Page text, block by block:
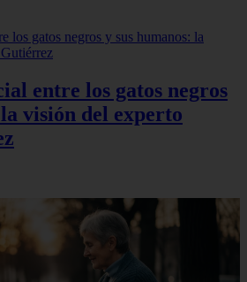
entre los gatos negros
visión del experto